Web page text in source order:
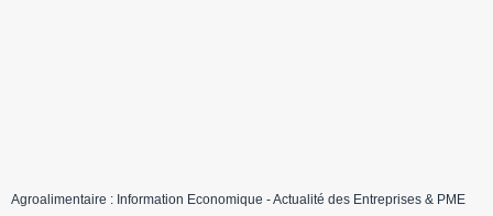
Agroalimentaire : Information Economique - Actualité des Entreprises & PME